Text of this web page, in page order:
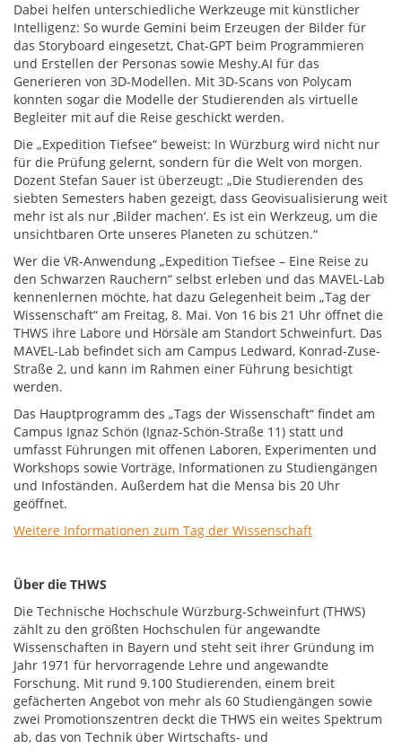
Dabei helfen unterschiedliche Werkzeuge mit künstlicher
Intelligenz: So wurde Gemini beim Erzeugen der Bilder für
das Storyboard eingesetzt, Chat-GPT beim Programmieren
und Erstellen der Personas sowie Meshy.AI für das
Generieren von 3D-Modellen. Mit 3D-Scans von Polycam
konnten sogar die Modelle der Studierenden als virtuelle
Begleiter mit auf die Reise geschickt werden.
Die „Expedition Tiefsee“ beweist: In Würzburg wird nicht nur
für die Prüfung gelernt, sondern für die Welt von morgen.
Dozent Stefan Sauer ist überzeugt: „Die Studierenden des
siebten Semesters haben gezeigt, dass Geovisualisierung weit
mehr ist als nur ‚Bilder machen‘. Es ist ein Werkzeug, um die
unsichtbaren Orte unseres Planeten zu schützen.“
Wer die VR-Anwendung „Expedition Tiefsee – Eine Reise zu
den Schwarzen Rauchern“ selbst erleben und das MAVEL-Lab
kennenlernen möchte, hat dazu Gelegenheit beim „Tag der
Wissenschaft“ am Freitag, 8. Mai. Von 16 bis 21 Uhr öffnet die
THWS ihre Labore und Hörsäle am Standort Schweinfurt. Das
MAVEL-Lab befindet sich am Campus Ledward, Konrad-Zuse-
Straße 2, und kann im Rahmen einer Führung besichtigt
werden.
Das Hauptprogramm des „Tags der Wissenschaft“ findet am
Campus Ignaz Schön (Ignaz-Schön-Straße 11) statt und
umfasst Führungen mit offenen Laboren, Experimenten und
Workshops sowie Vorträge, Informationen zu Studiengängen
und Infoständen. Außerdem hat die Mensa bis 20 Uhr
geöffnet.
Weitere Informationen zum Tag der Wissenschaft
Über die THWS
Die Technische Hochschule Würzburg-Schweinfurt (THWS)
zählt zu den größten Hochschulen für angewandte
Wissenschaften in Bayern und steht seit ihrer Gründung im
Jahr 1971 für hervorragende Lehre und angewandte
Forschung. Mit rund 9.100 Studierenden, einem breit
gefächerten Angebot von mehr als 60 Studiengängen sowie
zwei Promotionszentren deckt die THWS ein weites Spektrum
ab, das von Technik über Wirtschafts- und